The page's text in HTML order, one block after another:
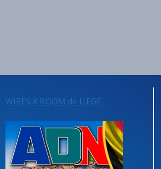
WIRES-X ROOM de LIEGE